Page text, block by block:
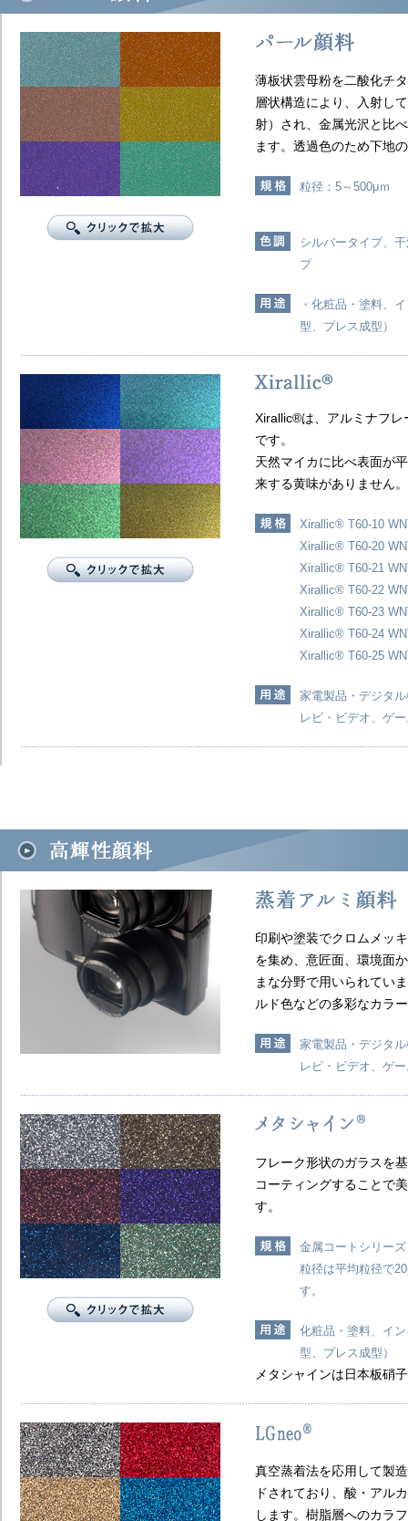
薄板状雲母粉を二酸化チ
層状構造により、入射し
射）され、金属光沢と比
ます。透過色のため下地
粒径：5～500μｍ
シルバータイプ、
プ
・化粧品・塗料、
型、プレス成型）
Xirallic®は、アルミナフレ
です。
天然マイカに比べ表面が
来する黄味がありません。
Xirallic® T60-10
Xirallic® T60-20
Xirallic® T60-21
Xirallic® T60-22
Xirallic® T60-23
Xirallic® T60-24
Xirallic® T60-25
家電製品・デジタ
レビ・ビデオ、ゲ
印刷や塗装でクロムメッ
を集め、意匠面、環境面
まな分野で用いられてい
ルド色などの多彩なカラ
家電製品・デジタ
レビ・ビデオ、ゲ
フレーク形状のガラスを
コーティングすることで
す。
金属コートシリー
粒径は平均粒径で
す。
化粧品・塗料、イ
型、プレス成型）
メタシャインは日本板硝
真空蒸着法を応用して製
ドされており、酸・アル
します。樹脂層へのカラ